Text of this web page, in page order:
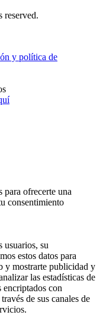
reserved.
y política de
para ofrecerte una
consentimiento
usuarios, su
estos datos para
y mostrarte publicidad y
las estadísticas de
encriptados con
de sus canales de